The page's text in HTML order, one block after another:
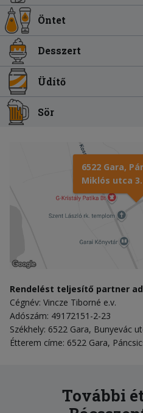
Öntet
Desszert
Üdítő
Sör
6522 Gara,
Miklós utca 3.
Rendelést teljesítő partner
Cégnév: Vincze Tiborné e.v.
Adószám: 49172151-2-23
Székhely: 6522 Gara, Bunyevác
Étterem címe: 6522 Gara,
További